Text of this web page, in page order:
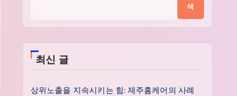
색
최신 글
상위노출을 지속시키는 힘: 제주홈케어의 사례